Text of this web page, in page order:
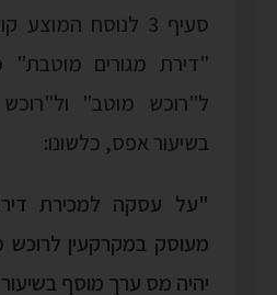
סעיף 3 לנוסח
"דירת מגורים מוטבת"
ל"רוכש מוטב"
בשיעור אפס, כלשונו:
"על עסקה למכירת
מעוסק במקרקעין לרוכש
יהיה מס ערך מוסף בשיעור